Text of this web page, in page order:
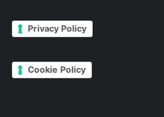
Privacy Policy
Cookie Policy